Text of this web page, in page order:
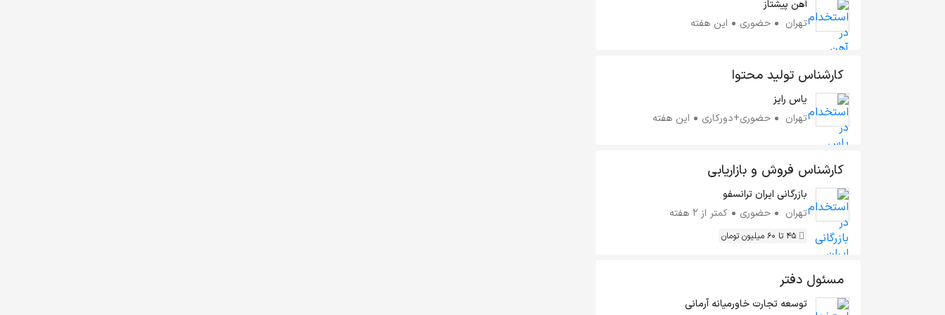
آهن پیشتاز
تهران
حضوری این هفته
کارشناس تولید محتوا
یاس رایز
تهران
حضوری+دورکاری این هفته
کارشناس فروش و بازاریابی
بازرگانی ایران ترانسفو
تهران
حضوری کمتر از ۲ هفته
45 تا 60 میلیون تومان
مسئول دفتر
توسعه تجارت خاورمیانه آرمانی